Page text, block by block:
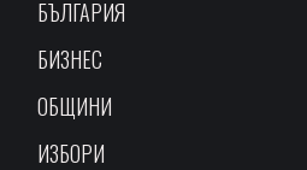
БЪЛГАРИЯ
БИЗНЕС
ОБЩИНИ
ИЗБОРИ